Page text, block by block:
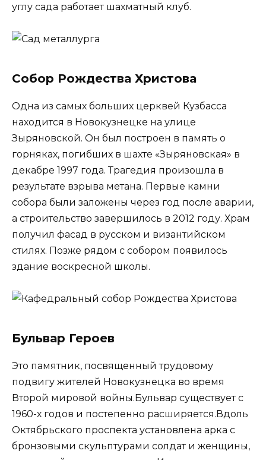
углу сада работает шахматный клуб.
Собор Рождества Христова
Одна из самых больших церквей Кузбасса
находится в Новокузнецке на улице
Зыряновской. Он был построен в память о
горняках, погибших в шахте «Зыряновская» в
декабре 1997 года. Трагедия произошла в
результате взрыва метана. Первые камни
собора были заложены через год после аварии,
а строительство завершилось в 2012 году. Храм
получил фасад в русском и византийском
стилях. Позже рядом с собором появилось
здание воскресной школы.
Бульвар Героев
Это памятник, посвященный трудовому
подвигу жителей Новокузнецка во время
Второй мировой войны.Бульвар существует с
1960-х годов и постепенно расширяется.Вдоль
Октябрьского проспекта установлена арка с
бронзовыми скульптурами солдат и женщины,